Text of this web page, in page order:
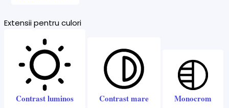
Extensii pentru culori
Contrast luminos Contrast mare Monocrom